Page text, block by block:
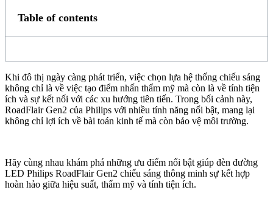
Table of contents
Khi đô thị ngày càng phát triển, việc chọn lựa hệ thống chiếu sáng
không chỉ là về việc tạo điểm nhấn thẩm mỹ mà còn là về tính tiện
ích và sự kết nối với các xu hướng tiên tiến. Trong bối cảnh này,
RoadFlair Gen2 của Philips với nhiều tính năng nổi bật, mang lại
không chỉ lợi ích về bài toán kinh tế mà còn bảo vệ môi trường.
Hãy cùng nhau khám phá những ưu điểm nổi bật giúp đèn đường
LED Philips RoadFlair Gen2 chiếu sáng thông minh sự kết hợp
hoàn hảo giữa hiệu suất, thẩm mỹ và tính tiện ích.